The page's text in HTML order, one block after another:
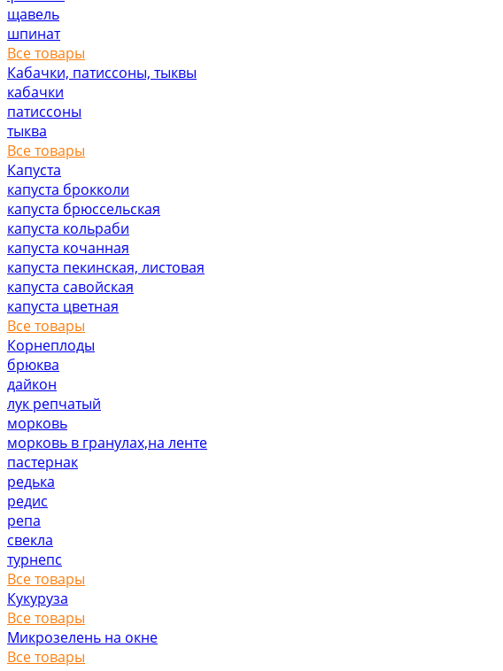
щавель
шпинат
Все товары
Кабачки, патиссоны, тыквы
кабачки
патиссоны
тыква
Все товары
Капуста
капуста брокколи
капуста брюссельская
капуста кольраби
капуста кочанная
капуста пекинская, листовая
капуста савойская
капуста цветная
Все товары
Корнеплоды
брюква
дайкон
лук репчатый
морковь
морковь в гранулах,на ленте
пастернак
редька
редис
репа
свекла
турнепс
Все товары
Кукуруза
Все товары
Микрозелень на окне
Все товары